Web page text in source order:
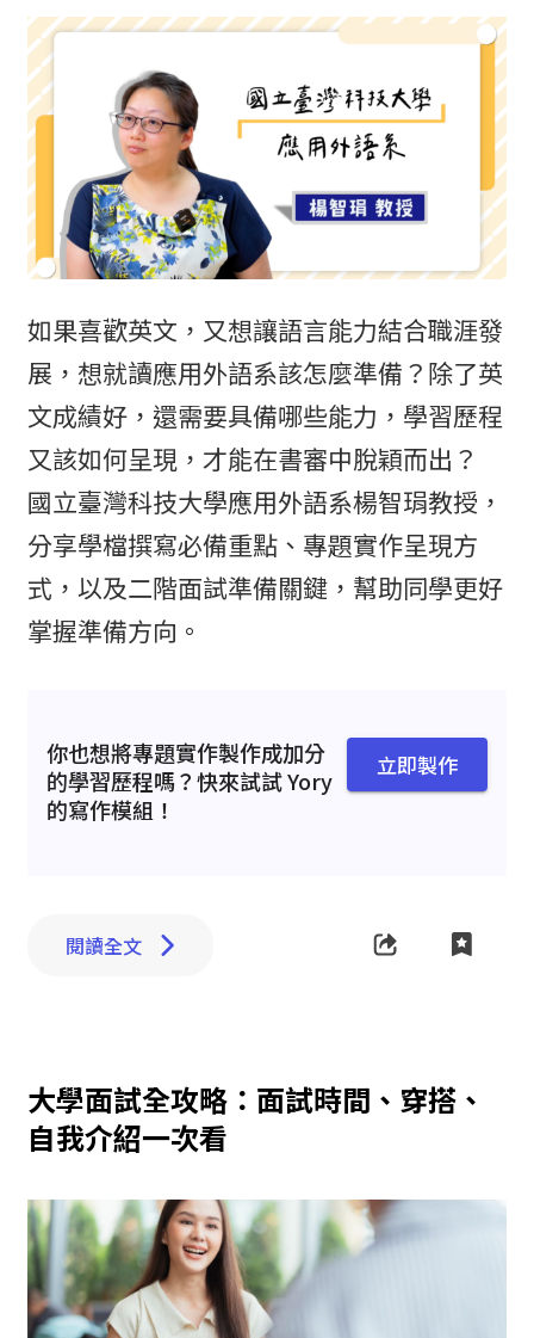
如果喜歡英文，又想讓語言能力結合職涯發
展，想就讀應用外語系該怎麼準備？除了英
文成績好，還需要具備哪些能力，學習歷程
又該如何呈現，才能在書審中脫穎而出？
國立臺灣科技大學應用外語系楊智琄教授，
分享學檔撰寫必備重點、專題實作呈現方
式，以及二階面試準備關鍵，幫助同學更好
掌握準備方向。
你也想將專題實作製作成加分
的學習歷程嗎？快來試試 Yory
的寫作模組！
立即製作
閱讀全文
大學面試全攻略：面試時間、穿搭、
自我介紹一次看